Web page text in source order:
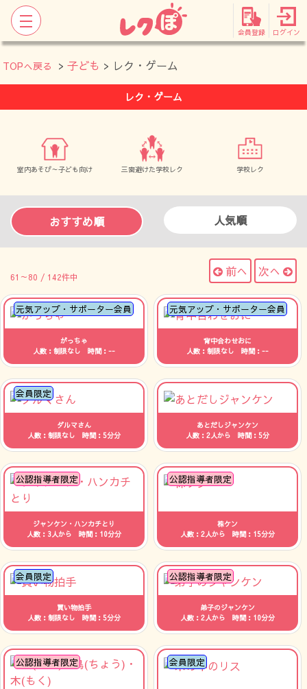
会員登録 ログイン
TOPへ戻る > 子ども > レク・ゲーム
レク・ゲーム
室内あそび～子ども向け 三密避けた学校レク 学校レク
おすすめ順 人気順
61～80 / 142件中 前へ 次へ
元気アップ・サポーター会員
がっちゃ
人数：制限なし 時間：--
元気アップ・サポーター会員
背中合わせおに
人数：制限なし 時間：--
会員限定
ダルマさん
人数：制限なし 時間：5分分
あとだしジャンケン
人数：2人から 時間：5分
公認指導者限定
ジャンケン・ハンカチとり
人数：3人から 時間：10分分
公認指導者限定
株ケン
人数：2人から 時間：15分分
会員限定
買い物拍手
人数：制限なし 時間：5分分
公認指導者限定
弟子のジャンケン
人数：2人から 時間：10分分
公認指導者限定 会員限定